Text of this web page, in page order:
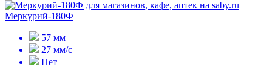
Меркурий-180Ф
57 мм
27 мм/с
Нет